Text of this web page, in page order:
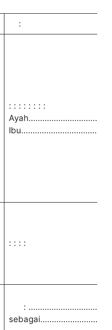
:
: : : : : : : :
: : : :
: ………………………………